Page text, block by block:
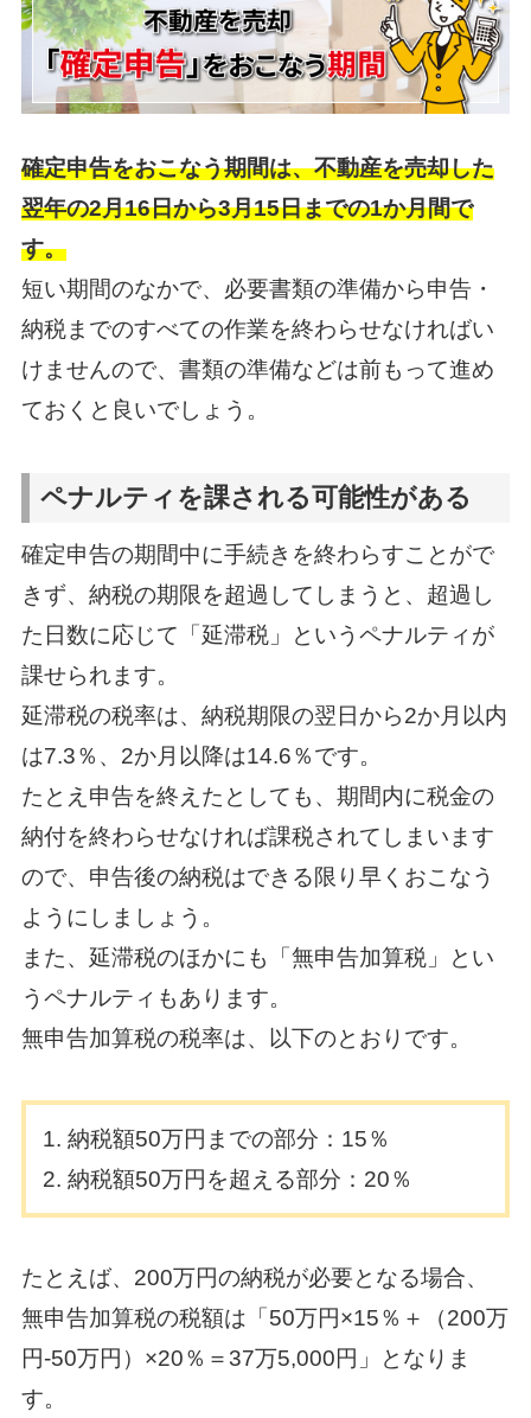
確定申告をおこなう期間は、不動産を売却した
翌年の2月16日から3月15日までの1か月間で
す。
短い期間のなかで、必要書類の準備から申告・
納税までのすべての作業を終わらせなければい
けませんので、書類の準備などは前もって進め
ておくと良いでしょう。
ペナルティを課される可能性がある
確定申告の期間中に手続きを終わらすことがで
きず、納税の期限を超過してしまうと、超過し
た日数に応じて「延滞税」というペナルティが
課せられます。
延滞税の税率は、納税期限の翌日から2か月以内
は7.3％、2か月以降は14.6％です。
たとえ申告を終えたとしても、期間内に税金の
納付を終わらせなければ課税されてしまいます
ので、申告後の納税はできる限り早くおこなう
ようにしましょう。
また、延滞税のほかにも「無申告加算税」とい
うペナルティもあります。
無申告加算税の税率は、以下のとおりです。
納税額50万円までの部分：15％
納税額50万円を超える部分：20％
たとえば、200万円の納税が必要となる場合、
無申告加算税の税額は「50万円×15％＋（200万
円-50万円）×20％＝37万5,000円」となりま
す。